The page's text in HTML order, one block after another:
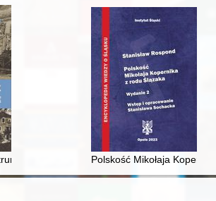
poligonu drawskiego od średniowiecza do
Polskość Mikołaja